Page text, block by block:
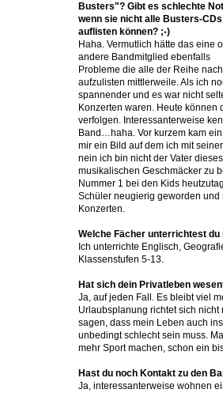
Busters"? Gibt es schlechte
wenn sie nicht alle Busters-CDs
auflisten können? ;-)
Haha. Vermutlich hätte das eine
andere Bandmitglied ebenfalls
Probleme die alle der Reihe nach
aufzulisten mittlerweile. Als ich
spannender und es war nicht
Konzerten waren. Heute können
verfolgen. Interessanterweise
Band…haha. Vor kurzem kam
mir ein Bild auf dem ich mit
nein ich bin nicht der Vater
musikalischen Geschmäcker zu
Nummer 1 bei den Kids
Schüler neugierig geworden
Konzerten.
Welche Fächer unterrichtest du
Ich unterrichte Englisch,
Klassenstufen 5-13.
Hat sich dein Privatleben
Ja, auf jeden Fall. Es bleibt viel
Urlaubsplanung richtet sich nicht
sagen, dass mein Leben auch
unbedingt schlecht sein muss.
mehr Sport machen, schon ein
Hast du noch Kontakt zu den
Ja, interessanterweise wohnen